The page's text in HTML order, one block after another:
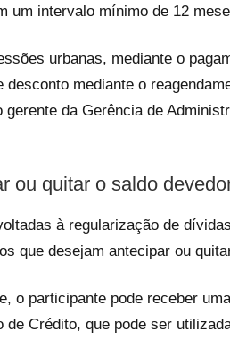
um intervalo mínimo de 12
urbanas, mediante o
desconto mediante o
gerente da Gerência de
ou quitar o saldo
à regularização de
que desejam antecipar ou
o participante pode receber
de Crédito, que pode ser